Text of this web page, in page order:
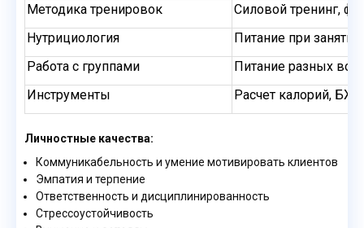
Методика тренировок
Силовой тренинг,
Нутрициология
Питание при
Работа с группами
Питание разных
Инструменты
Расчет калорий,
Личностные качества:
Коммуникабельность и умение мотивировать клиентов
Эмпатия и терпение
Ответственность и дисциплинированность
Стрессоустойчивость